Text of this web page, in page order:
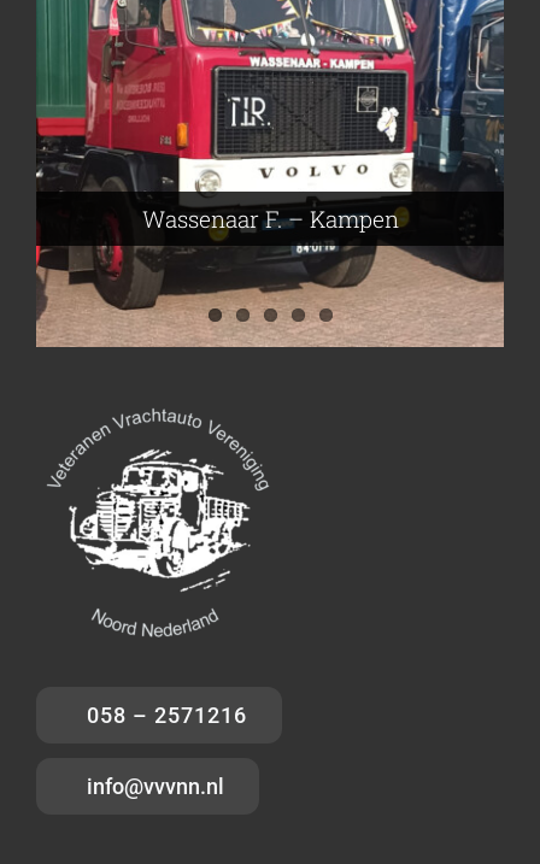
Wassenaar F. – Kampen
Nijmeier Erwin – Smilde
Frieling Koos – Klazienaveen
Hartog den Richard – Borculo
Leeuwen van Joop – Leek
058 – 2571216
info@vvvnn.nl